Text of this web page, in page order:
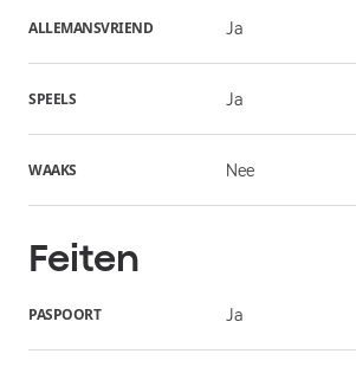
ALLEMANSVRIEND Ja
SPEELS Ja
WAAKS Nee
Feiten
PASPOORT Ja